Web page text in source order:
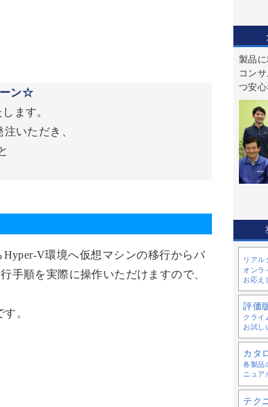
ーン☆
ます。
いただき、
V環境へ仮想マシンの移行からバ
手順を実際に操作いただけますので、
。
製品
コン
つ安
リアル
オンラ
お応え
評価
クライ
お試し
カタ
各製品
ニュア
テク